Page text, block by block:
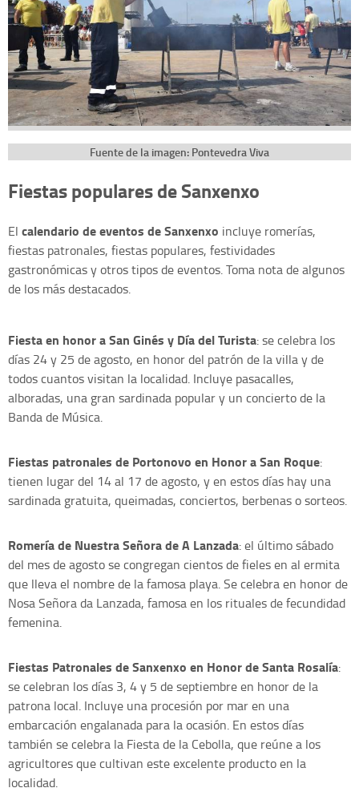
Fuente de la imagen: Pontevedra Viva
Fiestas populares de Sanxenxo
El calendario de eventos de Sanxenxo incluye romerías,
fiestas patronales, fiestas populares, festividades
gastronómicas y otros tipos de eventos. Toma nota de algunos
de los más destacados.
Fiesta en honor a San Ginés y Día del Turista: se celebra los
días 24 y 25 de agosto, en honor del patrón de la villa y de
todos cuantos visitan la localidad. Incluye pasacalles,
alboradas, una gran sardinada popular y un concierto de la
Banda de Música.
Fiestas patronales de Portonovo en Honor a San Roque:
tienen lugar del 14 al 17 de agosto, y en estos días hay una
sardinada gratuita, queimadas, conciertos, berbenas o sorteos.
Romería de Nuestra Señora de A Lanzada: el último sábado
del mes de agosto se congregan cientos de fieles en al ermita
que lleva el nombre de la famosa playa. Se celebra en honor de
Nosa Señora da Lanzada, famosa en los rituales de fecundidad
femenina.
Fiestas Patronales de Sanxenxo en Honor de Santa Rosalía:
se celebran los días 3, 4 y 5 de septiembre en honor de la
patrona local. Incluye una procesión por mar en una
embarcación engalanada para la ocasión. En estos días
también se celebra la Fiesta de la Cebolla, que reúne a los
agricultores que cultivan este excelente producto en la
localidad.